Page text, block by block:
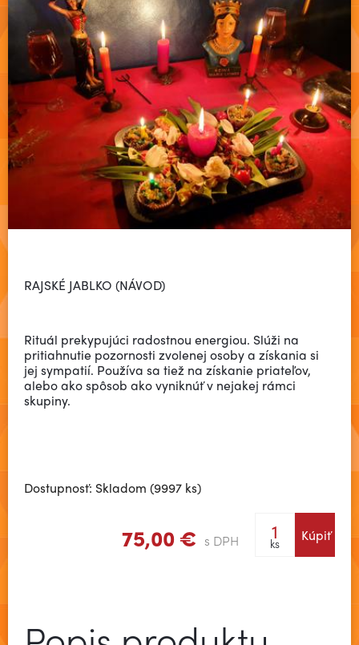
RAJSKÉ JABLKO (NÁVOD)
Rituál prekypujúci radostnou energiou. Slúži na
pritiahnutie pozornosti zvolenej osoby a získania si
jej sympatií. Používa sa tiež na získanie priateľov,
alebo ako spôsob ako vyniknúť v nejakej rámci
skupiny.
Dostupnosť: Skladom (9997 ks)
75,00 € s DPH ks Kúpiť